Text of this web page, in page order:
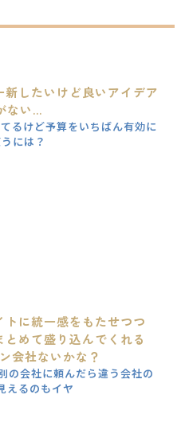
したいけど良いアイデア
ない...
るけど予算をいちばん有効に
には？
トに統一感をもたせつつ
めて盛り込んでくれる
会社ないかな？
の会社に頼んだら違う会社の
えるのもイヤ